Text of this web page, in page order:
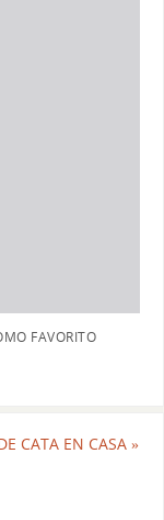
FAVORITO
CATA EN CASA»